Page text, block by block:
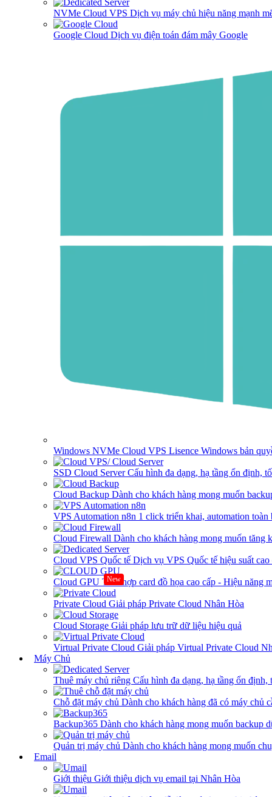
NVMe Cloud VPS Dịch vụ máy chủ hiệu năng mạnh
Google Cloud Dịch vụ điện toán đám mây Google
Windows NVMe Cloud VPS Lisence Windows bản
SSD Cloud ServerCấu hình đa dạng, hạ tầng ổn định,
Cloud Backup Dành cho khách hàng mong muốn
VPS Automation n8n 1 click triển khai, automation toàn
Cloud Firewall Dành cho khách hàng mong muốn tăng
Cloud VPS Quốc tế Dịch vụ VPS Quốc tế hiệu suất
Cloud GPU New
Tích hợp card đồ họa cao cấp - Hiệu năng
Private Cloud Giải pháp Private Cloud Nhân Hòa
Cloud Storage Giải pháp lưu trữ dữ liệu hiệu quả
Virtual Private Cloud Giải pháp Virtual Private Cloud
Máy Chủ
Thuê máy chủ riêng Cấu hình đa dạng, hạ tầng ổn
Chỗ đặt máy chủ Dành cho khách hàng đã có máy chủ
Backup365 Dành cho khách hàng mong muốn backup
Quản trị máy chủ Dành cho khách hàng mong muốn
Email
Giới thiệu Giới thiệu dịch vụ email tại Nhân Hòa